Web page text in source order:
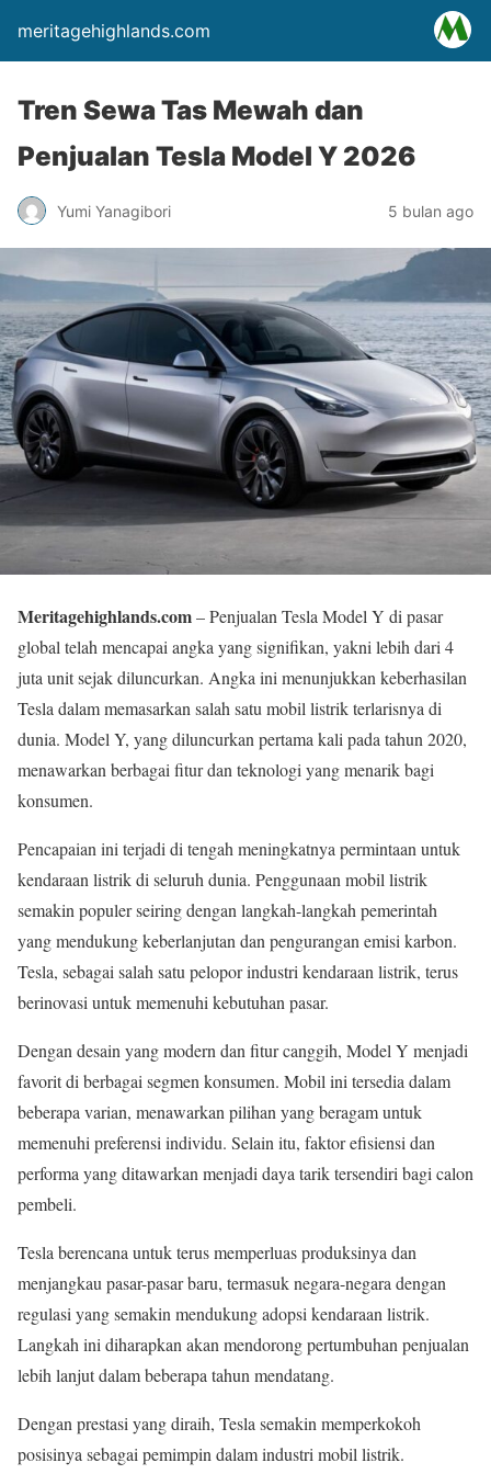
meritagehighlands.com
Tren Sewa Tas Mewah dan
Penjualan Tesla Model Y 2026
Yumi Yanagibori 5 bulan ago
Meritagehighlands.com– Penjualan Tesla Model Y di pasar
global telah mencapai angka yang signifikan, yakni lebih dari 4
juta unit sejak diluncurkan. Angka ini menunjukkan keberhasilan
Tesla dalam memasarkan salah satu mobil listrik terlarisnya di
dunia. Model Y, yang diluncurkan pertama kali pada tahun 2020,
menawarkan berbagai fitur dan teknologi yang menarik bagi
konsumen.
Pencapaian ini terjadi di tengah meningkatnya permintaan untuk
kendaraan listrik di seluruh dunia. Penggunaan mobil listrik
semakin populer seiring dengan langkah-langkah pemerintah
yang mendukung keberlanjutan dan pengurangan emisi karbon.
Tesla, sebagai salah satu pelopor industri kendaraan listrik, terus
berinovasi untuk memenuhi kebutuhan pasar.
Dengan desain yang modern dan fitur canggih, Model Y menjadi
favorit di berbagai segmen konsumen. Mobil ini tersedia dalam
beberapa varian, menawarkan pilihan yang beragam untuk
memenuhi preferensi individu. Selain itu, faktor efisiensi dan
performa yang ditawarkan menjadi daya tarik tersendiri bagi calon
pembeli.
Tesla berencana untuk terus memperluas produksinya dan
menjangkau pasar-pasar baru, termasuk negara-negara dengan
regulasi yang semakin mendukung adopsi kendaraan listrik.
Langkah ini diharapkan akan mendorong pertumbuhan penjualan
lebih lanjut dalam beberapa tahun mendatang.
Dengan prestasi yang diraih, Tesla semakin memperkokoh
posisinya sebagai pemimpin dalam industri mobil listrik.